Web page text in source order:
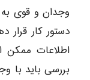
وجدان و قوی به
دستور کار قرار
اطلاعات ممکن
بررسی باید با